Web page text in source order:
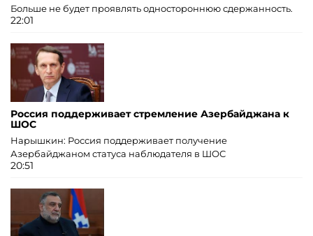
Больше не будет проявлять одностороннюю сдержанность.
22:01
Россия поддерживает стремление Азербайджана к
ШОС
Нарышкин: Россия поддерживает получение
Азербайджаном статуса наблюдателя в ШОС
20:51